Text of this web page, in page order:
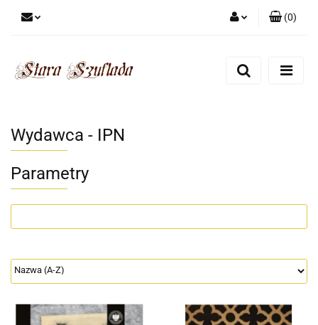
Zarejestruj się
(0)
Wydawca - IPN
Parametry